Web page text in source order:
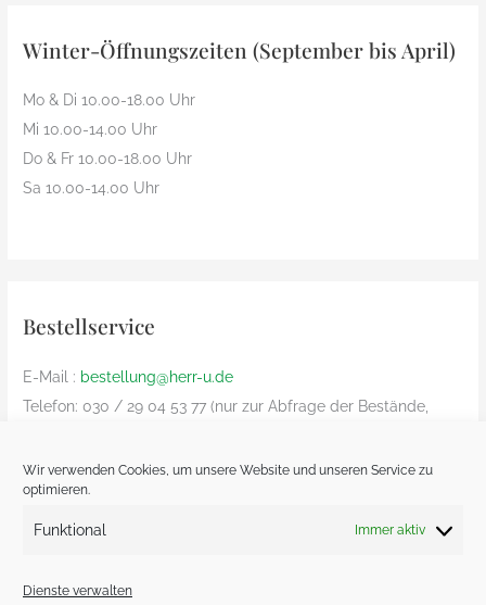
Wir verwenden Cookies, um unsere Website und unseren Service zu
optimieren.
Funktional Immer aktiv
Dienste verwalten
Winter-Öffnungszeiten (September bis April)
Mo & Di 10.00-18.00 Uhr
Mi 10.00-14.00 Uhr
Do & Fr 10.00-18.00 Uhr
Sa 10.00-14.00 Uhr
Bestellservice
E-Mail : bestellung@herr-u.de
Telefon: 030 / 29 04 53 77 (nur zur Abfrage der Bestände,
nur innerhalb Deutschland (Versandkosten: € 8,90)
Bezahlung nur Vorkasse und nur von deutschem Bankkonto
zu deutschem Bankkonto – kein Paypal